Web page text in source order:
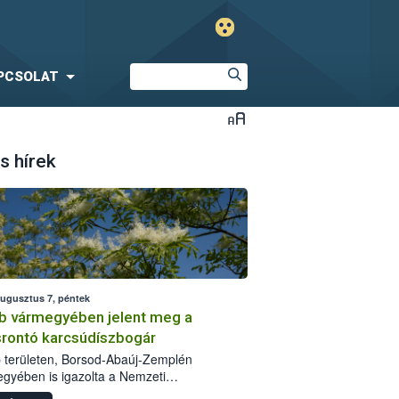
hírek
7, péntek
vármegyében jelent meg a
karcsúdíszbogár
területen, Borsod-Abaúj-Zemplén
is igazolta a Nemzeti
biztonsági Hivatal (Nébih) a